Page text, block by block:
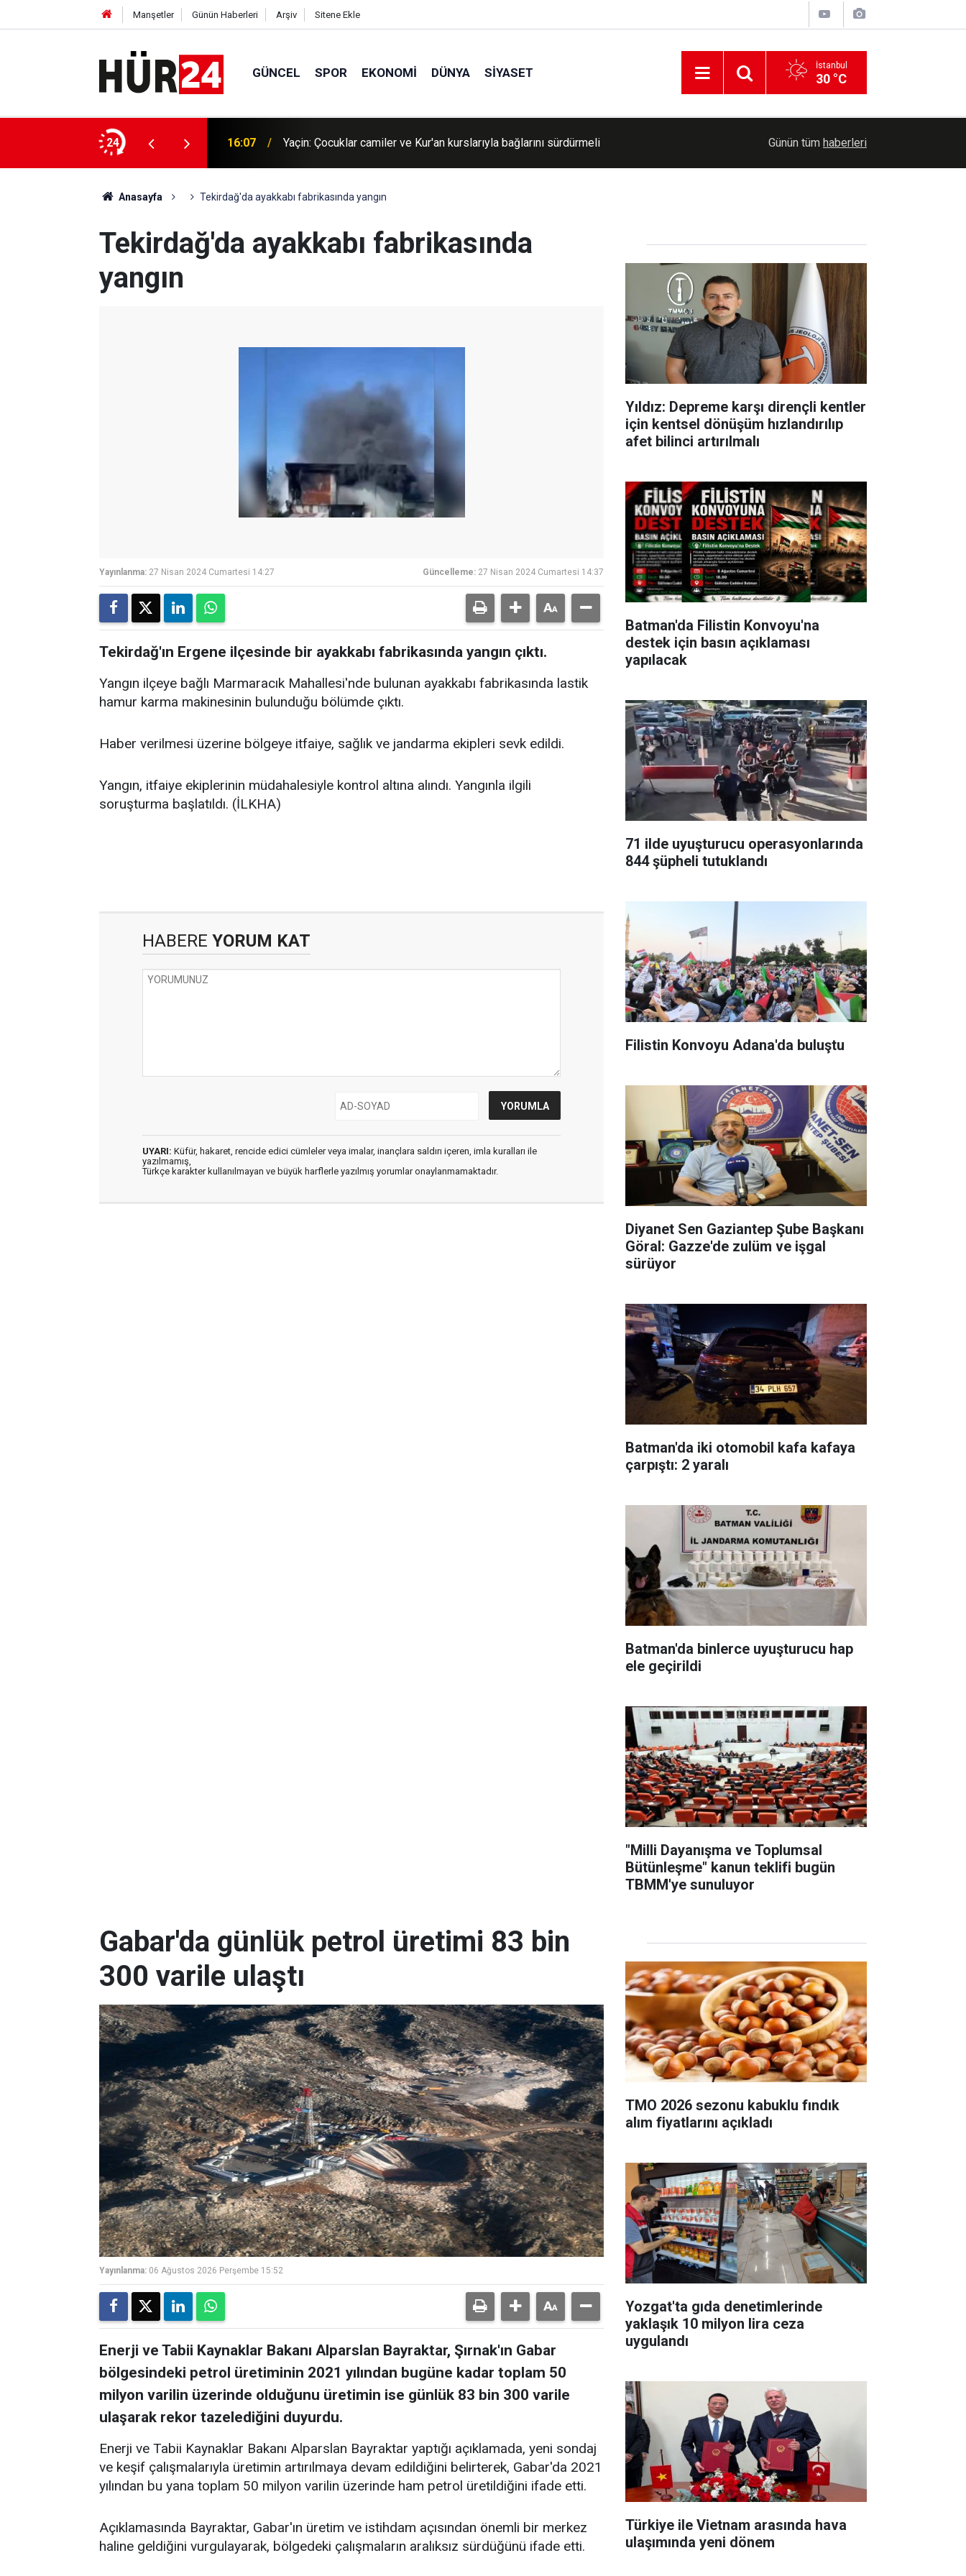
Manşetler Günün Haberleri Arşiv Sitene Ekle
GÜNCEL SPOR EKONOMI DÜNYA SIYASET İstanbul
30 °C
24
Asya planı ne? 16:07 Yaçin: Çocuklar camiler ve Kur'an kurslarıyla bağlarını sürdürmeli Günün tüm haberleri
Anasayfa Tekirdağ'da ayakkabı fabrikasında yangın
Tekirdağ'da ayakkabı fabrikasında
yangın
Yayınlanma: 27 Nisan 2024 Cumartesi 14:27 Güncelleme: 27 Nisan 2024 Cumartesi 14:37
Tekirdağ'ın Ergene ilçesinde bir ayakkabı fabrikasında yangın çıktı.
Yangın ilçeye bağlı Marmaracık Mahallesi'nde bulunan ayakkabı fabrikasında lastik
hamur karma makinesinin bulunduğu bölümde çıktı.
Haber verilmesi üzerine bölgeye itfaiye, sağlık ve jandarma ekipleri sevk edildi.
Yangın, itfaiye ekiplerinin müdahalesiyle kontrol altına alındı. Yangınla ilgili
soruşturma başlatıldı. (İLKHA)
HABERE YORUM KAT
UYARI: Küfür, hakaret, rencide edici cümleler veya imalar, inançlara saldırı içeren, imla kuralları ile
yazılmamış,
Türkçe karakter kullanılmayan ve büyük harflerle yazılmış yorumlar onaylanmamaktadır.
Yıldız: Depreme karşı dirençli kentler
için kentsel dönüşüm hızlandırılıp
afet bilinci artırılmalı
Batman'da Filistin Konvoyu'na
destek için basın açıklaması
yapılacak
71 ilde uyuşturucu operasyonlarında
844 şüpheli tutuklandı
Filistin Konvoyu Adana'da buluştu
Diyanet Sen Gaziantep Şube Başkanı
Göral: Gazze'de zulüm ve işgal
sürüyor
Batman'da iki otomobil kafa kafaya
çarpıştı: 2 yaralı
Batman'da binlerce uyuşturucu hap
ele geçirildi
"Milli Dayanışma ve Toplumsal
Bütünleşme" kanun teklifi bugün
TBMM'ye sunuluyor
Gabar'da günlük petrol üretimi 83 bin
300 varile ulaştı
Yayınlanma: 06 Ağustos 2026 Perşembe 15:52
Enerji ve Tabii Kaynaklar Bakanı Alparslan Bayraktar, Şırnak'ın Gabar
bölgesindeki petrol üretiminin 2021 yılından bugüne kadar toplam 50
milyon varilin üzerinde olduğunu üretimin ise günlük 83 bin 300 varile
ulaşarak rekor tazelediğini duyurdu.
Enerji ve Tabii Kaynaklar Bakanı Alparslan Bayraktar yaptığı açıklamada, yeni sondaj
ve keşif çalışmalarıyla üretimin artırılmaya devam edildiğini belirterek, Gabar'da 2021
yılından bu yana toplam 50 milyon varilin üzerinde ham petrol üretildiğini ifade etti.
Açıklamasında Bayraktar, Gabar'ın üretim ve istihdam açısından önemli bir merkez
haline geldiğini vurgulayarak, bölgedeki çalışmaların aralıksız sürdüğünü ifade etti.
TMO 2026 sezonu kabuklu fındık
alım fiyatlarını açıkladı
Yozgat'ta gıda denetimlerinde
yaklaşık 10 milyon lira ceza
uygulandı
Türkiye ile Vietnam arasında hava
ulaşımında yeni dönem